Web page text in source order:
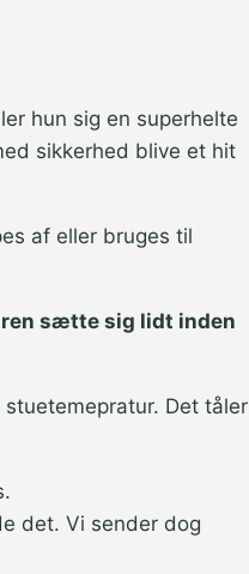
hun sig en superhelte
sikkerhed blive et hit
af eller bruges til
sætte sig lidt inden
Det tåler
det. Vi sender dog